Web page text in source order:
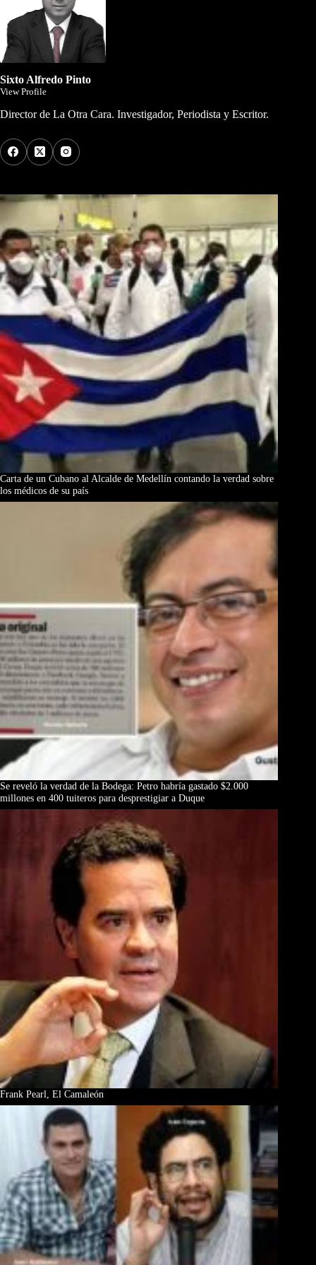
Sixto Alfredo Pinto
View Profile
Director de La Otra Cara. Investigador, Periodista y Escritor.
Carta de un Cubano al Alcalde de Medellín contando la verdad sobre
los médicos de su país
Se reveló la verdad de la Bodega: Petro habría gastado $2.000
millones en 400 tuiteros para desprestigiar a Duque
Frank Pearl, El Camaleón